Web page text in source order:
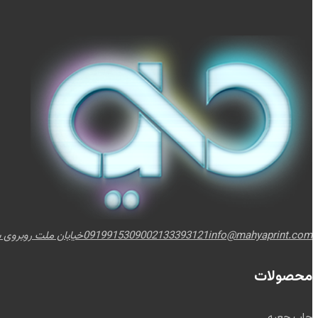
0919915309002133393121info@mahyaprint.com خیابان ملت روبروی
محصولات